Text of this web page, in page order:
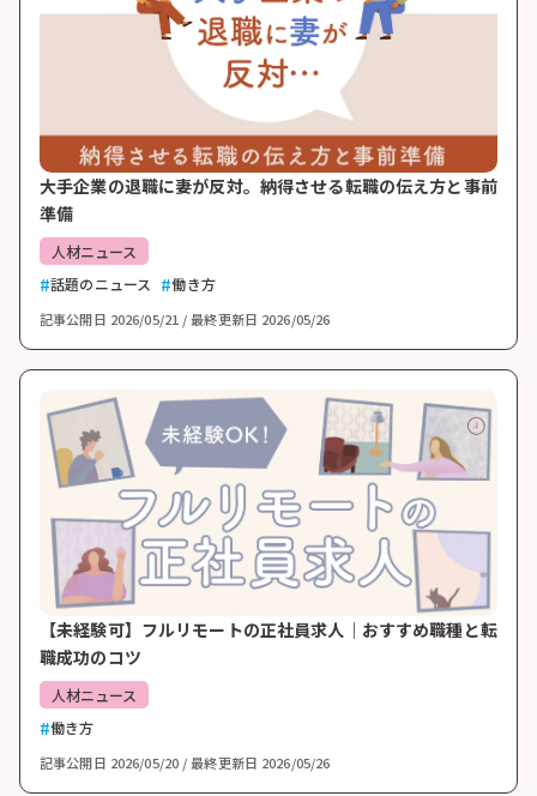
大手企業の退職に妻が反対。納得させる転職の伝え方と事前
準備
人材ニュース
話題のニュース
働き方
記事公開日 2026/05/21 最終更新日 2026/05/26
【未経験可】フルリモートの正社員求人｜おすすめ職種と転
職成功のコツ
人材ニュース
働き方
記事公開日 2026/05/20 最終更新日 2026/05/26